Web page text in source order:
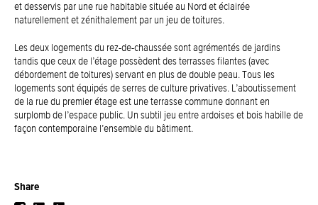
et desservis par une rue habitable située au Nord et éclairée
naturellement et zénithalement par un jeu de toitures.
Les deux logements du rez-de-chaussée sont agrémentés de jardins
tandis que ceux de l’étage possèdent des terrasses filantes (avec
débordement de toitures) servant en plus de double peau. Tous les
logements sont équipés de serres de culture privatives. L’aboutissement
de la rue du premier étage est une terrasse commune donnant en
surplomb de l’espace public. Un subtil jeu entre ardoises et bois habille de
façon contemporaine l’ensemble du bâtiment.
Share